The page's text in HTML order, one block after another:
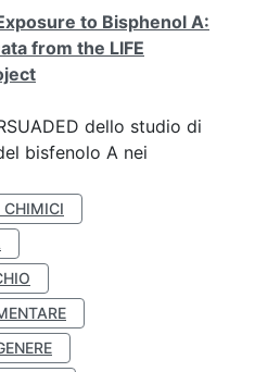
to Bisphenol A:
from the LIFE
dello studio di
bisfenolo A nei